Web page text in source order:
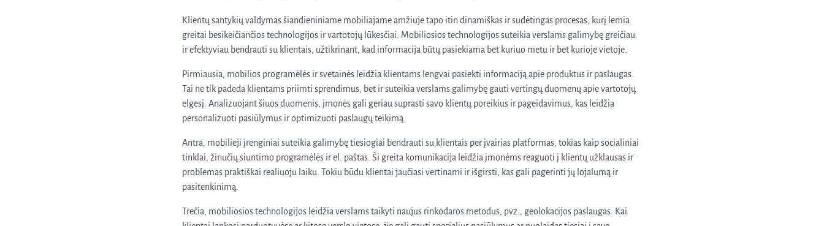
Klientų santykių valdymas šiandieniniame mobiliajame amžiuje tapo itin dinamiškas ir sudėtingas procesas, kurį lemia
greitai besikeičiančios technologijos ir vartotojų lūkesčiai. Mobiliosios technologijos suteikia verslams galimybę greičiau
ir efektyviau bendrauti su klientais, užtikrinant, kad informacija būtų pasiekiama bet kuriuo metu ir bet kurioje vietoje.
Pirmiausia, mobilios programėlės ir svetainės leidžia klientams lengvai pasiekti informaciją apie produktus ir paslaugas.
Tai ne tik padeda klientams priimti sprendimus, bet ir suteikia verslams galimybę gauti vertingų duomenų apie vartotojų
elgesį. Analizuojant šiuos duomenis, įmonės gali geriau suprasti savo klientų poreikius ir pageidavimus, kas leidžia
personalizuoti pasiūlymus ir optimizuoti paslaugų teikimą.
Antra, mobilieji įrenginiai suteikia galimybę tiesiogiai bendrauti su klientais per įvairias platformas, tokias kaip socialiniai
tinklai, žinučių siuntimo programėlės ir el. paštas. Ši greita komunikacija leidžia įmonėms reaguoti į klientų užklausas ir
problemas praktiškai realiuoju laiku. Tokiu būdu klientai jaučiasi vertinami ir išgirsti, kas gali pagerinti jų lojalumą ir
pasitenkinimą.
Trečia, mobiliosios technologijos leidžia verslams taikyti naujus rinkodaros metodus, pvz., geolokacijos paslaugas. Kai